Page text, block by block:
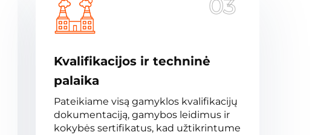
03
Kvalifikacijos ir techninė
palaika
Pateikiame visą gamyklos kvalifikacijų
dokumentaciją, gamybos leidimus ir
kokybės sertifikatus, kad užtikrintume